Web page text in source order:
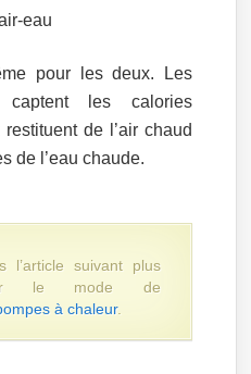
eau
pour les deux. Les
les calories
de l’air chaud
de l’eau chaude.
l’article suivant plus
sur le mode de
à chaleur.